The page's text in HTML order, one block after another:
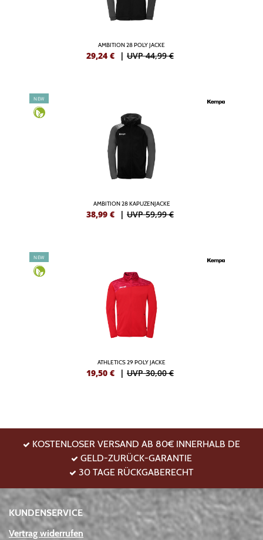
AMBITION 28 POLY JACKE
29,24 € | UVP 44,99 €
NEW
AMBITION 28 KAPUZENJACKE
38,99 € | UVP 59,99 €
NEW
ATHLETICS 29 POLY JACKE
19,50 € | UVP 30,00 €
KOSTENLOSER VERSAND AB 80€ INNERHALB DE
GELD-ZURÜCK-GARANTIE
30 TAGE RÜCKGABERECHT
KUNDENSERVICE
Vertrag widerrufen